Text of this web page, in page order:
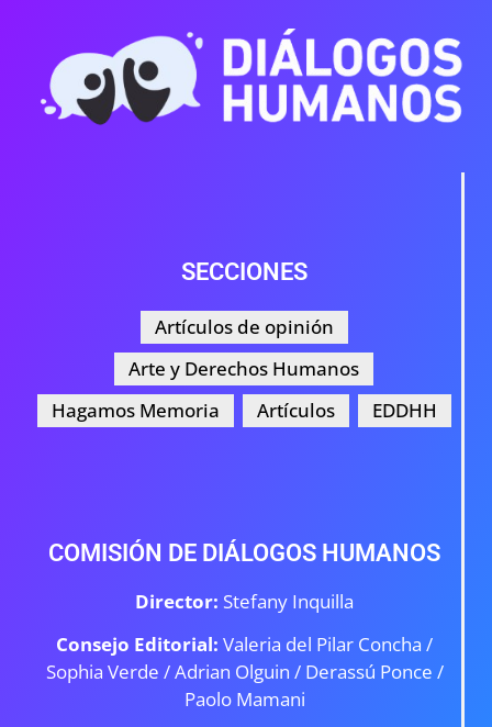
SECCIONES
Artículos de opinión
Arte y Derechos Humanos
Hagamos Memoria
Artículos EDDHH
COMISIÓN DE DIÁLOGOS HUMANOS
Director: Stefany Inquilla
Consejo Editorial: Valeria del Pilar Concha /
Sophia Verde /Adrian Olguin / Derassú Ponce /
Paolo Mamani